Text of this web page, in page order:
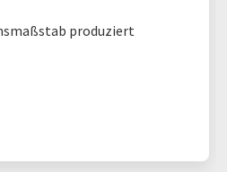
produziert